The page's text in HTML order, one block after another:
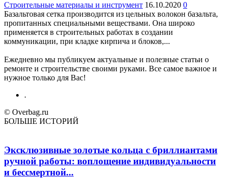
Строительные материалы и инструмент 16.10.2020 0
Базальтовая сетка производится из цельных волокон базальта,
пропитанных специальными веществами. Она широко
применяется в строительных работах в создании
коммуникации, при кладке кирпича и блоков,...
Ежедневно мы публикуем актуальные и полезные статьи о
ремонте и строительстве своими руками. Все самое важное и
нужное только для Вас!
.
© Overbag.ru
БОЛЬШЕ ИСТОРИЙ
Эксклюзивные золотые кольца с бриллиантами
ручной работы: воплощение индивидуальности
и бессмертной...